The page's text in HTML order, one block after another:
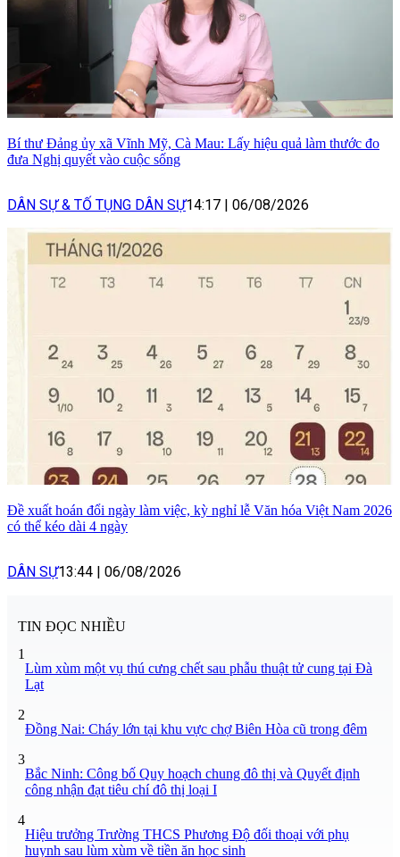
Bí thư Đảng ủy xã Vĩnh Mỹ, Cà Mau: Lấy hiệu quả làm thước đo
đưa Nghị quyết vào cuộc sống
DÂN SỰ & TỐ TỤNG DÂN SỰ14:17 06/08/2026
Đề xuất hoán đổi ngày làm việc, kỳ nghỉ lễ Văn hóa Việt Nam 2026
có thể kéo dài 4 ngày
DÂN SỰ13:44 06/08/2026
TIN ĐỌC NHIỀU
1
Lùm xùm một vụ thú cưng chết sau phẫu thuật tử cung tại Đà
Lạt
2
Đồng Nai: Cháy lớn tại khu vực chợ Biên Hòa cũ trong đêm
3
Bắc Ninh: Công bố Quy hoạch chung đô thị và Quyết định
công nhận đạt tiêu chí đô thị loại I
4
Hiệu trưởng Trường THCS Phương Độ đối thoại với phụ
huynh sau lùm xùm về tiền ăn học sinh